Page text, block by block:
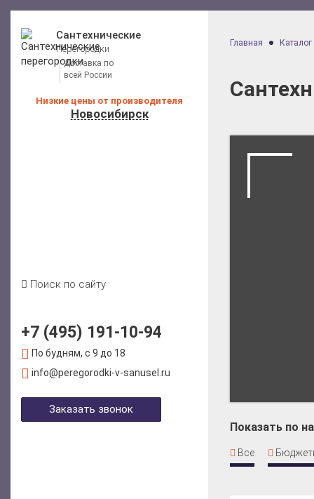
Сантехнические
Перегородки
Доставка по
всей России
Низкие цены от производителя
Новосибирск
Поиск по сайту
+7 (495) 191-10-94
По будням, с 9 до 18
info@peregorodki-v-sanusel.ru
Заказать звонок
Главная
Показать по
Все